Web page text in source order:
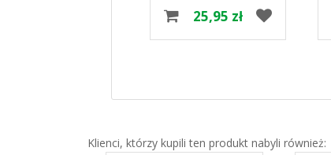
25,95 zł
Klienci, którzy kupili ten produkt nabyli również: